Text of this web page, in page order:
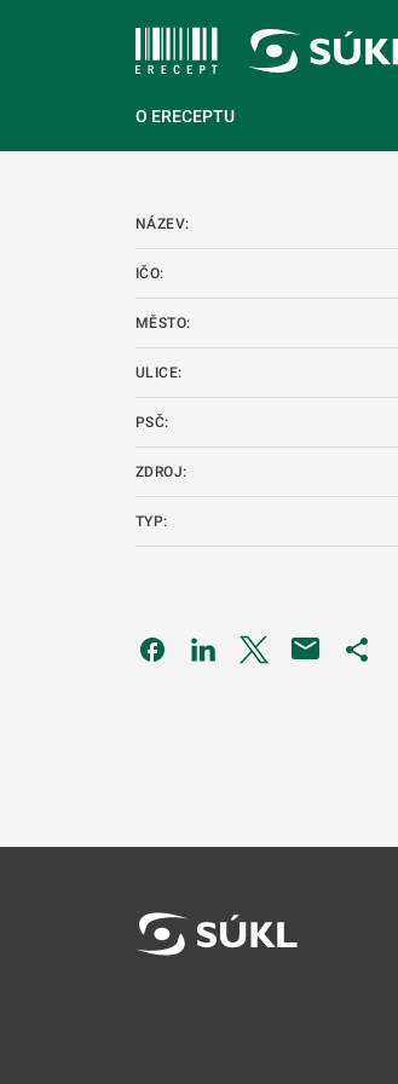
O ERECEPTU
NÁZEV:
IČO:
MĚSTO:
ULICE:
PSČ:
ZDROJ:
TYP:
Odkaz se otevře na nové
Odkaz se otevře na
Odkaz se